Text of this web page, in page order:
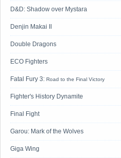
D&D: Shadow over Mystara
Denjin Makai II
Double Dragons
ECO Fighters
Fatal Fury 3: Road to the Final Victory
Fighter's History Dynamite
Final Fight
Garou: Mark of the Wolves
Giga Wing